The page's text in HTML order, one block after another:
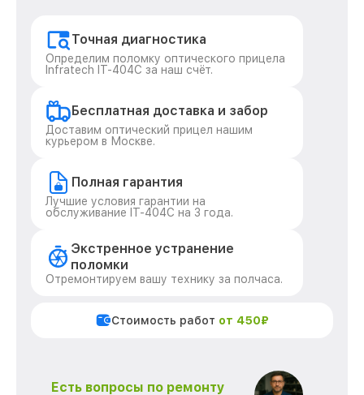
Точная диагностика
Определим поломку оптического прицела
Infratech IT-404C за наш счёт.
Бесплатная доставка и забор
Доставим оптический прицел нашим
курьером в Москве.
Полная гарантия
Лучшие условия гарантии на
обслуживание IT-404C на 3 года.
Экстренное устранение
поломки
Отремонтируем вашу технику за полчаса.
Стоимость работ от 450₽
Есть вопросы по ремонту